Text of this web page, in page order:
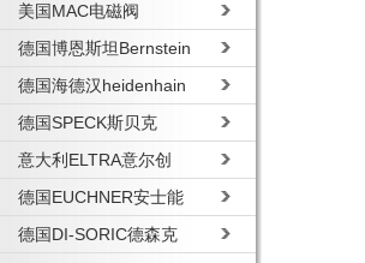
美国MAC电磁阀
德国博恩斯坦Bernstein
德国海德汉heidenhain
德国SPECK斯贝克
意大利ELTRA意尔创
德国EUCHNER安士能
德国DI-SORIC德森克